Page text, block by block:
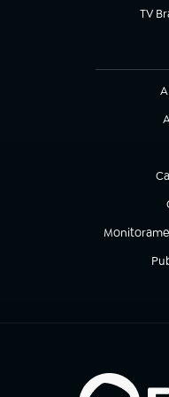
TV
(abre em